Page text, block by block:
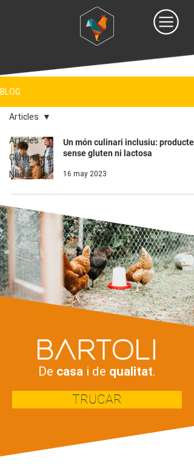
BLOG
Articles
Glutenfree
Nadal
Articles
Un món culinari inclusiu: productes
sense gluten ni lactosa
16 may 2023
De casa i de qualitat.
TRUCAR